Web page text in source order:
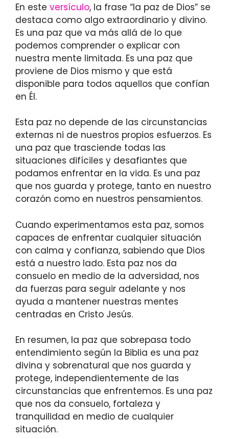
En este versículo, la frase “la paz de Dios” se
destaca como algo extraordinario y divino.
Es una paz que va más allá de lo que
podemos comprender o explicar con
nuestra mente limitada. Es una paz que
proviene de Dios mismo y que está
disponible para todos aquellos que confían
en Él.
Esta paz no depende de las circunstancias
externas ni de nuestros propios esfuerzos. Es
una paz que trasciende todas las
situaciones difíciles y desafiantes que
podamos enfrentar en la vida. Es una paz
que nos guarda y protege, tanto en nuestro
corazón como en nuestros pensamientos.
Cuando experimentamos esta paz, somos
capaces de enfrentar cualquier situación
con calma y confianza, sabiendo que Dios
está a nuestro lado. Esta paz nos da
consuelo en medio de la adversidad, nos
da fuerzas para seguir adelante y nos
ayuda a mantener nuestras mentes
centradas en Cristo Jesús.
En resumen, la paz que sobrepasa todo
entendimiento según la Biblia es una paz
divina y sobrenatural que nos guarda y
protege, independientemente de las
circunstancias que enfrentemos. Es una paz
que nos da consuelo, fortaleza y
tranquilidad en medio de cualquier
situación.